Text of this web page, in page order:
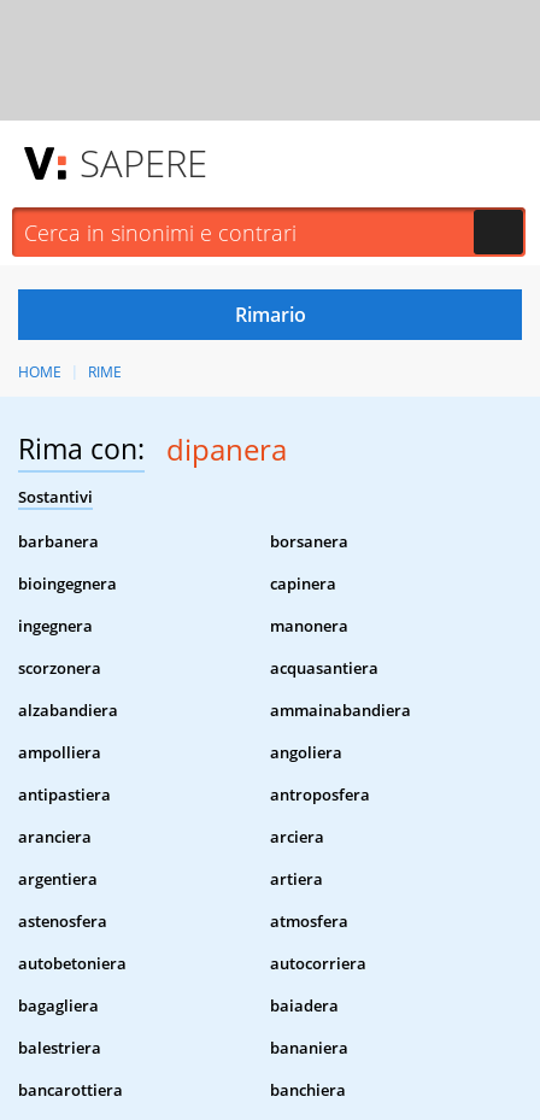
SAPERE
HOME RIME
Rima con: dipanera
Sostantivi
barbanera
borsanera
bioingegnera
capinera
ingegnera
manonera
scorzonera
acquasantiera
alzabandiera
ammainabandiera
ampolliera
angoliera
antipastiera
antroposfera
aranciera
arciera
argentiera
artiera
astenosfera
atmosfera
autobetoniera
autocorriera
bagagliera
baiadera
balestriera
bananiera
bancarottiera
banchiera